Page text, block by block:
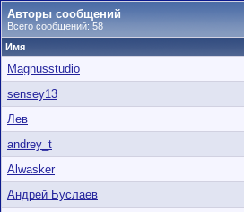
Авторы сообщений
Всего сообщений: 58
Имя
Magnusstudio
sensey13
Лев
andrey_t
Alwasker
Андрей Буслаев